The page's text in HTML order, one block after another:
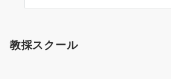
教採スクール